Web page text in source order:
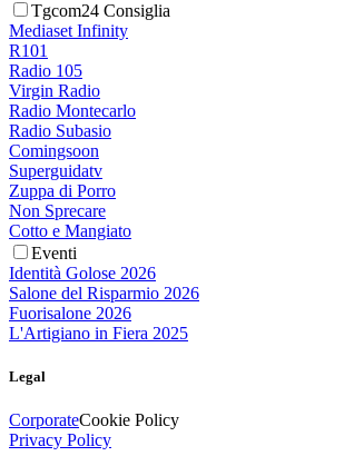
Tgcom24 Consiglia
Mediaset Infinity
R101
Radio 105
Virgin Radio
Radio Montecarlo
Radio Subasio
Comingsoon
Superguidatv
Zuppa di Porro
Non Sprecare
Cotto e Mangiato
Eventi
Identità Golose 2026
Salone del Risparmio 2026
Fuorisalone 2026
L'Artigiano in Fiera 2025
Legal
CorporateCookie Policy
Privacy Policy